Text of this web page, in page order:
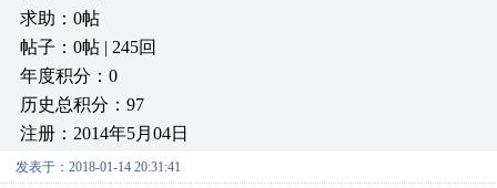
求助：0帖
帖子：0帖 | 245回
年度积分：0
历史总积分：97
注册：2014年5月04日
发表于：2018-01-14 20:31:41